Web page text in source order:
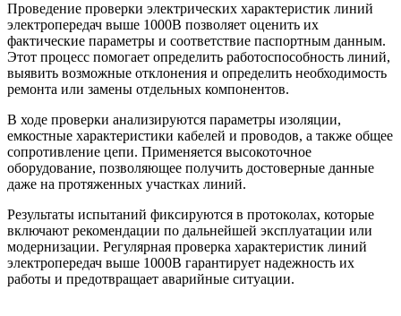
Проведение проверки электрических характеристик линий
электропередач выше 1000В позволяет оценить их
фактические параметры и соответствие паспортным данным.
Этот процесс помогает определить работоспособность линий,
выявить возможные отклонения и определить необходимость
ремонта или замены отдельных компонентов.
В ходе проверки анализируются параметры изоляции,
емкостные характеристики кабелей и проводов, а также общее
сопротивление цепи. Применяется высокоточное
оборудование, позволяющее получить достоверные данные
даже на протяженных участках линий.
Результаты испытаний фиксируются в протоколах, которые
включают рекомендации по дальнейшей эксплуатации или
модернизации. Регулярная проверка характеристик линий
электропередач выше 1000В гарантирует надежность их
работы и предотвращает аварийные ситуации.